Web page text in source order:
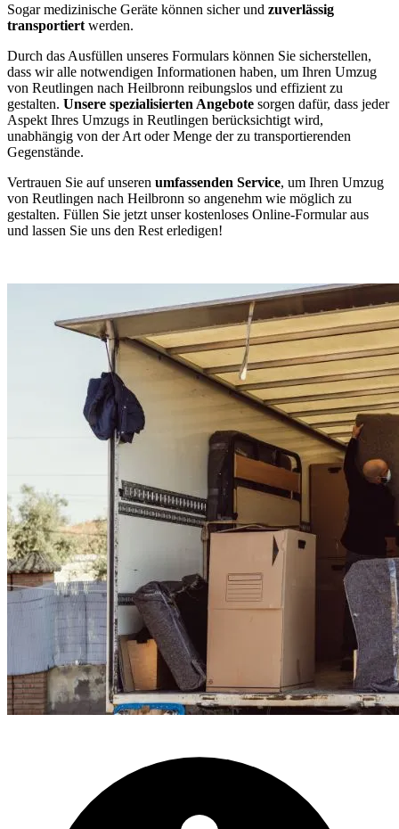
Sogar medizinische Geräte können sicher und zuverlässig
transportiert werden.
Durch das Ausfüllen unseres Formulars können Sie sicherstellen,
dass wir alle notwendigen Informationen haben, um Ihren Umzug
von Reutlingen nach Heilbronn reibungslos und effizient zu
gestalten. Unsere spezialisierten Angebote sorgen dafür, dass jeder
Aspekt Ihres Umzugs in Reutlingen berücksichtigt wird,
unabhängig von der Art oder Menge der zu transportierenden
Gegenstände.
Vertrauen Sie auf unseren umfassenden Service, um Ihren Umzug
von Reutlingen nach Heilbronn so angenehm wie möglich zu
gestalten. Füllen Sie jetzt unser kostenloses Online-Formular aus
und lassen Sie uns den Rest erledigen!